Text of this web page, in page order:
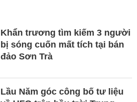
Khẩn trương tìm kiếm 3 người
bị sóng cuốn mất tích tại bán
đảo Sơn Trà
Lầu Năm góc công bố tư liệu